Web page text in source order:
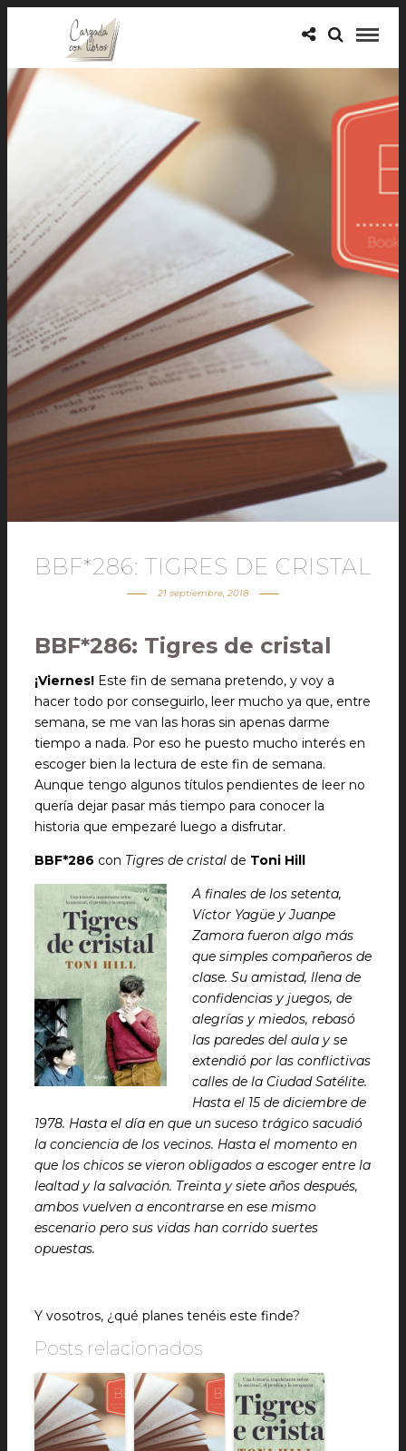
BBF*286: TIGRES DE CRISTAL
21 septiembre, 2018
BBF*286: Tigres de cristal
¡Viernes! Este fin de semana pretendo, y voy a
hacer todo por conseguirlo, leer mucho ya que, entre
semana, se me van las horas sin apenas darme
tiempo a nada. Por eso he puesto mucho interés en
escoger bien la lectura de este fin de semana.
Aunque tengo algunos títulos pendientes de leer no
quería dejar pasar más tiempo para conocer la
historia que empezaré luego a disfrutar.
BBF*286 con Tigres de cristal de Toni Hill
A finales de los setenta,
Víctor Yagüe y Juanpe
Zamora fueron algo más
que simples compañeros de
clase. Su amistad, llena de
confidencias y juegos, de
alegrías y miedos, rebasó
las paredes del aula y se
extendió por las conflictivas
calles de la Ciudad Satélite.
Hasta el 15 de diciembre de
1978. Hasta el día en que un suceso trágico sacudió
la conciencia de los vecinos. Hasta el momento en
que los chicos se vieron obligados a escoger entre la
lealtad y la salvación. Treinta y siete años después,
ambos vuelven a encontrarse en ese mismo
escenario pero sus vidas han corrido suertes
opuestas.
Y vosotros, ¿qué planes tenéis este finde?
Posts relacionados